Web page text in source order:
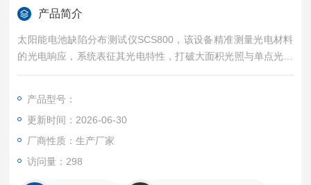
产品简介
太阳能电池缺陷分布测试仪SCS800，该设备精准测量光电材料
的光电响应，系统表征其光电特性，打破大面积光照与单点光谱
测试的不对应性，提升器件诊断精度。它能够可视化、量化光信
据支撑。
产品型号：
更新时间：2026-06-30
厂商性质：生产厂家
访问量：298